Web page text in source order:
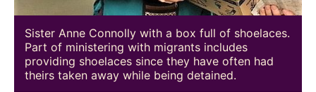
Sister Anne Connolly with a box full of shoelaces.
Part of ministering with migrants includes
providing shoelaces since they have often had
theirs taken away while being detained.